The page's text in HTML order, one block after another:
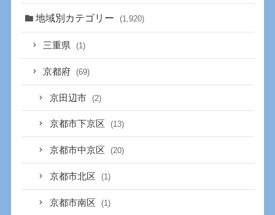
地域別カテゴリー (1,920)
三重県 (1)
京都府 (69)
京田辺市 (2)
京都市下京区 (13)
京都市中京区 (20)
京都市北区 (1)
京都市南区 (1)